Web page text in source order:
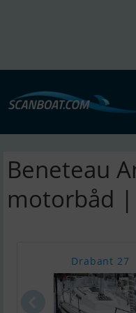
Beneteau
motorbåd
Drabant 27